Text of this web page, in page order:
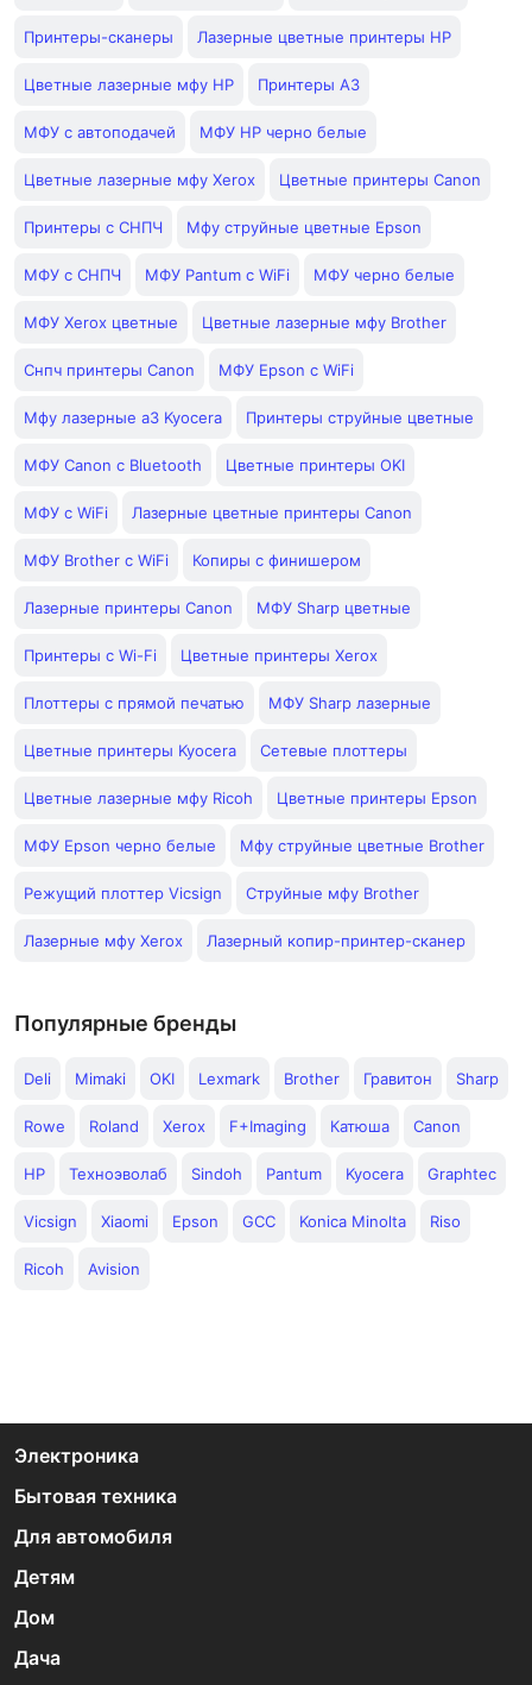
Принтеры-сканеры Лазерные цветные принтеры HP
Цветные лазерные мфу HP Принтеры A3
МФУ с автоподачей МФУ HP черно белые
Цветные лазерные мфу Xerox Цветные принтеры Canon
Принтеры с СНПЧ Мфу струйные цветные Epson
МФУ с СНПЧ МФУ Pantum с WiFi МФУ черно белые
МФУ Xerox цветные Цветные лазерные мфу Brother
Снпч принтеры Canon МФУ Epson с WiFi
Мфу лазерные а3 Kyocera Принтеры струйные цветные
МФУ Canon с Bluetooth Цветные принтеры OKI
МФУ с WiFi Лазерные цветные принтеры Canon
МФУ Brother с WiFi Копиры с финишером
Лазерные принтеры Canon МФУ Sharp цветные
Принтеры с Wi-Fi Цветные принтеры Xerox
Плоттеры с прямой печатью МФУ Sharp лазерные
Цветные принтеры Kyocera Сетевые плоттеры
Цветные лазерные мфу Ricoh Цветные принтеры Epson
МФУ Epson черно белые Мфу струйные цветные Brother
Режущий плоттер Vicsign Струйные мфу Brother
Лазерные мфу Xerox Лазерный копир-принтер-сканер
Популярные бренды
Deli Mimaki OKI Lexmark Brother Гравитон Sharp
Rowe Roland Xerox F+Imaging Катюша Canon
HP Техноэволаб Sindoh Pantum Kyocera Graphtec
Vicsign Xiaomi Epson GCC Konica Minolta Riso
Ricoh Avision
Электроника
Бытовая техника
Для автомобиля
Детям
Дом
Дача